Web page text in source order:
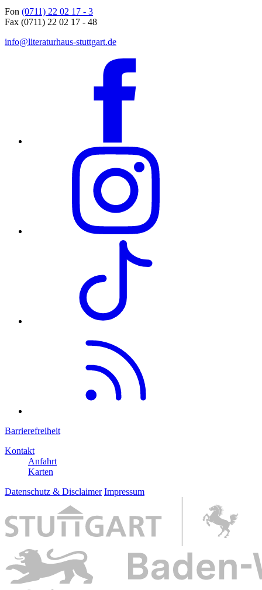
Fon (0711) 22 02 17 - 3
Fax (0711) 22 02 17 - 48
info@literaturhaus-stuttgart.de
Barrierefreiheit
Kontakt
Anfahrt
Karten
Datenschutz & Disclaimer Impressum